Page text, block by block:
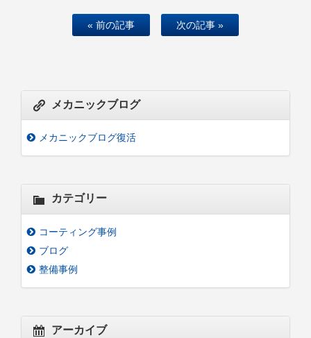
« 前の記事 次の記事 »
メカニックブログ
メカニックブログ復活
カテゴリー
コーティング事例
ブログ
整備事例
アーカイブ